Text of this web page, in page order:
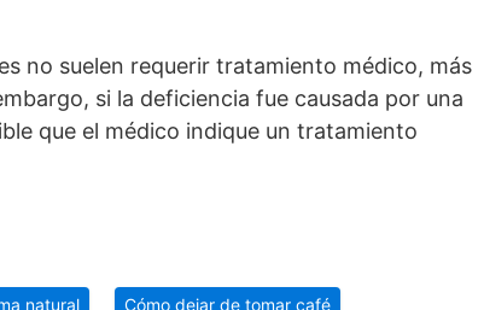
no suelen requerir tratamiento médico, más
si la deficiencia fue causada por una
que el médico indique un tratamiento
natural Cómo dejar de tomar café